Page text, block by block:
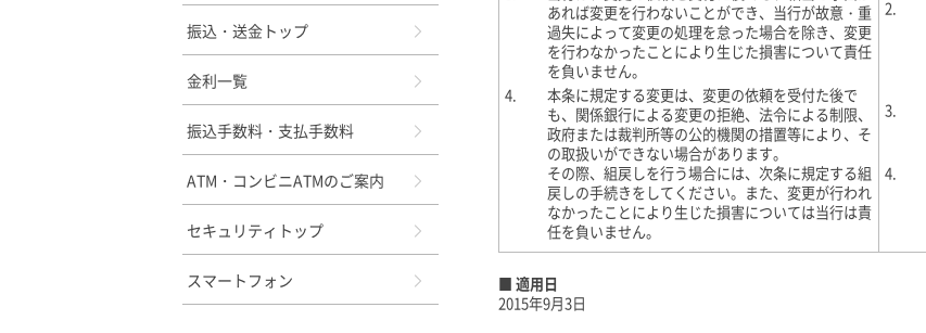
あれば変更を行わないことができ、当行が故意・重
過失によって変更の処理を怠った場合を除き、変更
を行わなかったことにより生じた損害について責任
を負いません。
4.
本条に規定する変更は、変更の依頼を受付た後で
も、関係銀行による変更の拒絶、法令による制限、
政府または裁判所等の公的機関の措置等により、そ
の取扱いができない場合があります。
その際、組戻しを行う場合には、次条に規定する組
戻しの手続きをしてください。また、変更が行われ
なかったことにより生じた損害については当行は責
任を負いません。
2.
3.
4.
■ 適用日
2015年9月3日
振込・送金トップ
金利一覧
振込手数料・支払手数料
ATM・コンビニATMのご案内
セキュリティトップ
スマートフォン